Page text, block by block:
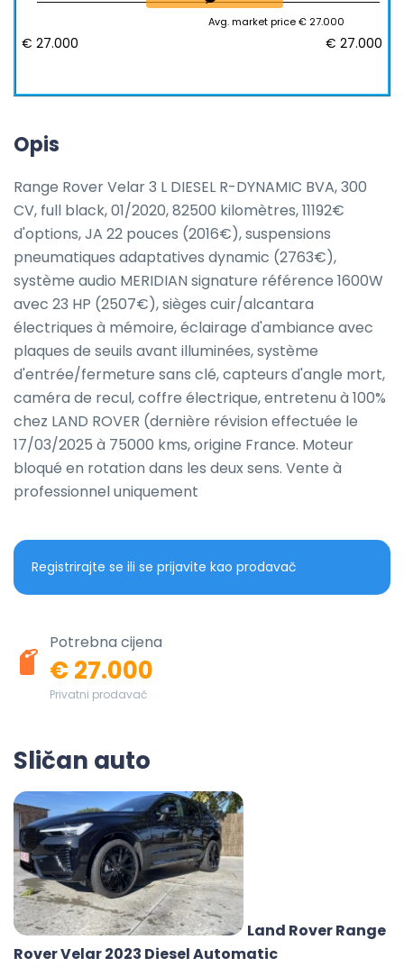
Avg. market price € 27.000
€ 27.000 € 27.000
Opis
Range Rover Velar 3 L DIESEL R-DYNAMIC BVA, 300
CV, full black, 01/2020, 82500 kilomètres, 11192€
d'options, JA 22 pouces (2016€), suspensions
pneumatiques adaptatives dynamic (2763€),
système audio MERIDIAN signature référence 1600W
avec 23 HP (2507€), sièges cuir/alcantara
électriques à mémoire, éclairage d'ambiance avec
plaques de seuils avant illuminées, système
d'entrée/fermeture sans clé, capteurs d'angle mort,
caméra de recul, coffre électrique, entretenu à 100%
chez LAND ROVER (dernière révision effectuée le
17/03/2025 à 75000 kms, origine France. Moteur
bloqué en rotation dans les deux sens. Vente à
professionnel uniquement
Registrirajte se ili se prijavite kao prodavač
Potrebna cijena
€ 27.000
Privatni prodavač
Sličan auto
Land Rover Range
Rover Velar 2023 Diesel Automatic